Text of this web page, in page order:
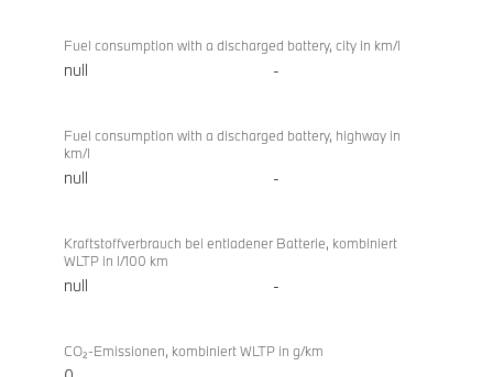
Fuel consumption with a discharged battery, city in km/l
null -
Fuel consumption with a discharged battery, highway in
km/l
null -
Kraftstoffverbrauch bei entladener Batterie, kombiniert
WLTP in l/100 km
null -
CO₂-Emissionen, kombiniert WLTP in g/km